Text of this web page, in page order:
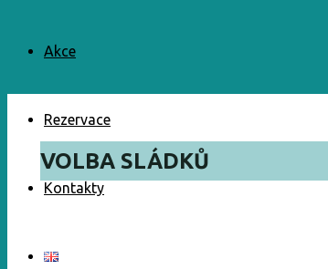
Akce
Rezervace
Kontakty
VOLBA SLÁDKŮ